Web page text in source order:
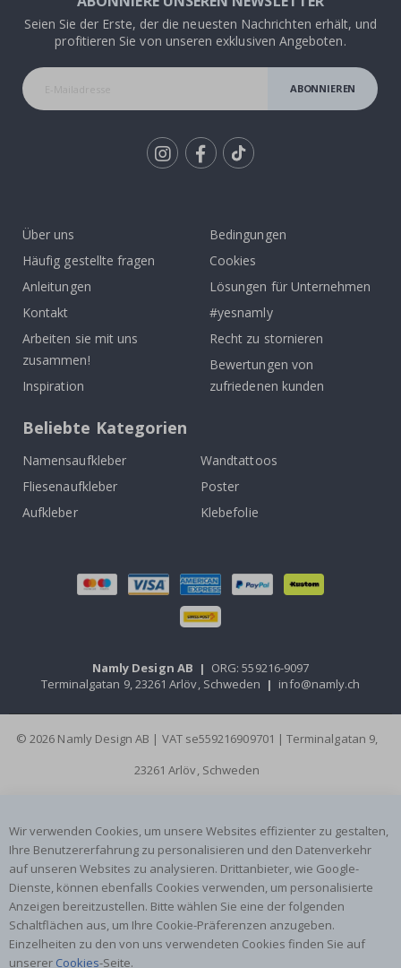
Seien Sie der Erste, der die neuesten Nachrichten erhält, und
profitieren Sie von unseren exklusiven Angeboten.
ABONNIEREN
Über uns
Häufig gestellte fragen
Anleitungen
Kontakt
Arbeiten sie mit uns
zusammen!
Inspiration
Bedingungen
Cookies
Lösungen für Unternehmen
#yesnamly
Recht zu stornieren
Bewertungen von
zufriedenen kunden
Beliebte Kategorien
Namensaufkleber
Wandtattoos
Fliesenaufkleber
Poster
Aufkleber
Klebefolie
Namly Design AB | ORG: 559216-9097
Terminalgatan 9, 23261 Arlöv, Schweden | info@namly.ch
© 2026 Namly Design AB | VAT se559216909701 | Terminalgatan 9,
23261 Arlöv, Schweden
Wir verwenden Cookies, um unsere Websites effizienter zu gestalten,
Ihre Benutzererfahrung zu personalisieren und den Datenverkehr
auf unseren Websites zu analysieren. Drittanbieter, wie Google-
Dienste, können ebenfalls Cookies verwenden, um personalisierte
Anzeigen bereitzustellen. Bitte wählen Sie eine der folgenden
Schaltflächen aus, um Ihre Cookie-Präferenzen anzugeben.
Einzelheiten zu den von uns verwendeten Cookies finden Sie auf
unserer Cookies-Seite.